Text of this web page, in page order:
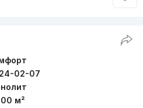
02-07
м²